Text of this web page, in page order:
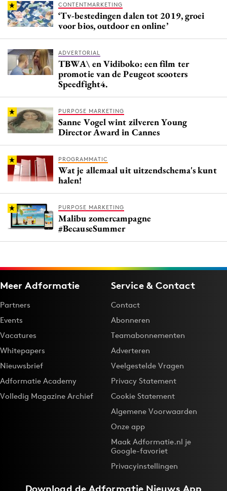
CONTENTMARKETING
‘Tv-bestedingen dalen tot 2019, groei
voor bios, outdoor en online’
ADVERTORIAL
TBWA\ en Vidiboko: een film ter
promotie van de Peugeot scooters
Speedfight4.
PURPOSE MARKETING
Sanne Vogel wint zilveren Young
Director Award in Cannes
PROGRAMMATIC
Wat je allemaal uit uitzendschema's kunt
halen!
PURPOSE MARKETING
Malibu zomercampagne
#BecauseSummer
Meer Adformatie
Partners
Events
Vacatures
Whitepapers
Nieuwsbrief
Adformatie Academy
Volledig Magazine Archief
Service & Contact
Contact
Abonneren
Teamabonnementen
Adverteren
Veelgestelde Vragen
Privacy Statement
Cookie Statement
Algemene Voorwaarden
Onze app
Maak Adformatie.nl je
Google-favoriet
Privacyinstellingen
Download de Adformatie Nieuws App